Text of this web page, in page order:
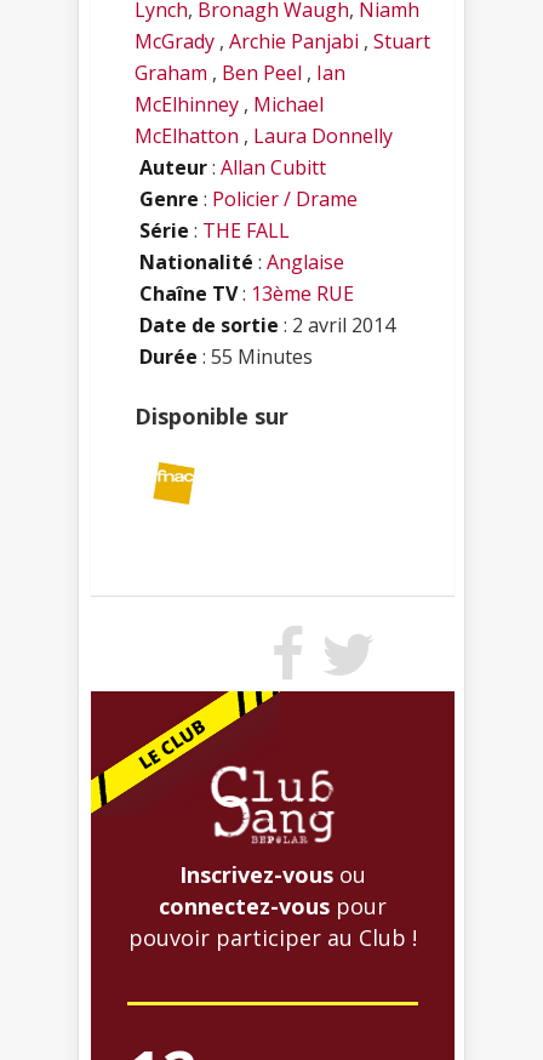
Lynch, Bronagh Waugh, Niamh
McGrady , Archie Panjabi , Stuart
Graham , Ben Peel , Ian
McElhinney , Michael
McElhatton , Laura Donnelly
Auteur: Allan Cubitt
Genre : Policier / Drame
Série : THE FALL
Nationalité : Anglaise
Chaîne TV: 13ème RUE
Date de sortie : 2 avril 2014
Durée : 55 Minutes
Disponible sur
Inscrivez-vous ou
connectez-vous pour
pouvoir participer au Club !